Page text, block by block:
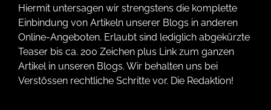
Hiermit untersagen wir strengstens die komplette
Einbindung von Artikeln unserer Blogs in anderen
Online-Angeboten. Erlaubt sind lediglich abgekürzte
Teaser bis ca. 200 Zeichen plus Link zum ganzen
Artikel in unseren Blogs. Wir behalten uns bei
Verstössen rechtliche Schritte vor. Die Redaktion!